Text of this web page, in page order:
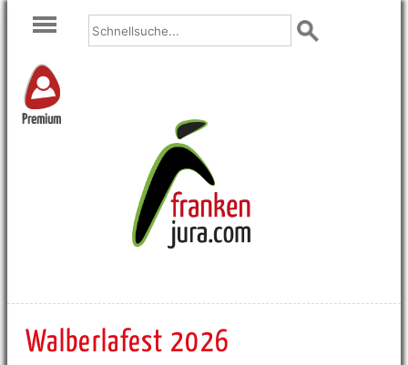
Premium
Walberlafest 2026